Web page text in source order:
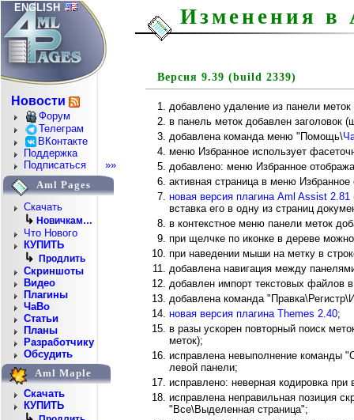
ENGLISH
Новости
Форум
Телеграм
ВКонтакте
Поддержка
Подписаться
»»
Aml Pages
Скачать
↳ Новичкам…
Что Нового
КУПИТЬ
↳ Продлить
Скриншоты
Видео
Плагины
ЧаВо
Статьи
Планы
Разработчику
Обсудить
Aml Maple
Скачать
КУПИТЬ
Изменения в
Версия 9.39 (build 2339)
добавлено удаление из панели
в панель меток добавлен заголовок
добавлена команда меню "Помощь\
меню Избранное использует
добавлено: меню Избранное
активная страница в меню
новая версия плагина Aml Assist 2.81
вставка его в одну из страниц
в контекстное меню панели меток
при щелчке по иконке в дереве
при наведении мыши на метку в
добавлена навигация между
добавлен импорт текстовых файлов
добавлена команда
новая версия плагина Themes 2.40;
в разы ускорен повторный поиск
меток);
исправлена невыполнение команды
левой панели;
исправлено: неверная кодировка при
исправлена неправильная позиция
"Все\Выделенная страница";